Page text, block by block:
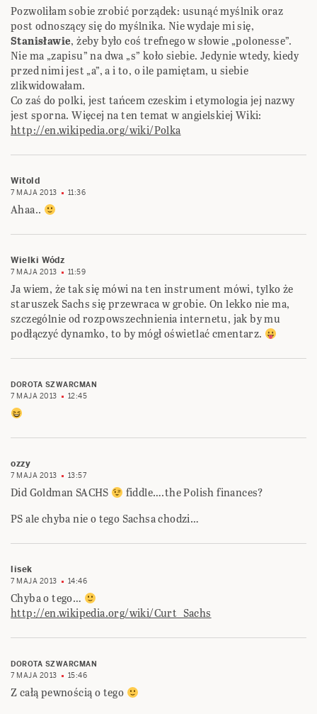
Pozwoliłam sobie zrobić porządek: usunąć myślnik oraz
post odnoszący się do myślnika. Nie wydaje mi się,
Stanisławie, żeby było coś trefnego w słowie „polonesse”.
Nie ma „zapisu” na dwa „s” koło siebie. Jedynie wtedy, kiedy
przed nimi jest „a”, a i to, o ile pamiętam, u siebie
zlikwidowałam.
Co zaś do polki, jest tańcem czeskim i etymologia jej nazwy
jest sporna. Więcej na ten temat w angielskiej Wiki:
http://en.wikipedia.org/wiki/Polka
Witold
7 MAJA 2013 11:36
Ahaa..
Wielki Wódz
7 MAJA 2013 11:59
Ja wiem, że tak się mówi na ten instrument mówi, tylko że
staruszek Sachs się przewraca w grobie. On lekko nie ma,
szczególnie od rozpowszechnienia internetu, jak by mu
podłączyć dynamko, to by mógł oświetlać cmentarz.
DOROTA SZWARCMAN
7 MAJA 2013
12:45
ozzy
7 MAJA 2013 13:57
Did Goldman SACHS
fiddle….the Polish finances?
PS ale chyba nie o tego Sachsa chodzi…
lisek
7 MAJA 2013 14:46
Chyba o tego…
http://en.wikipedia.org/wiki/Curt_Sachs
DOROTA SZWARCMAN
7 MAJA 2013
15:46
Z całą pewnością o tego